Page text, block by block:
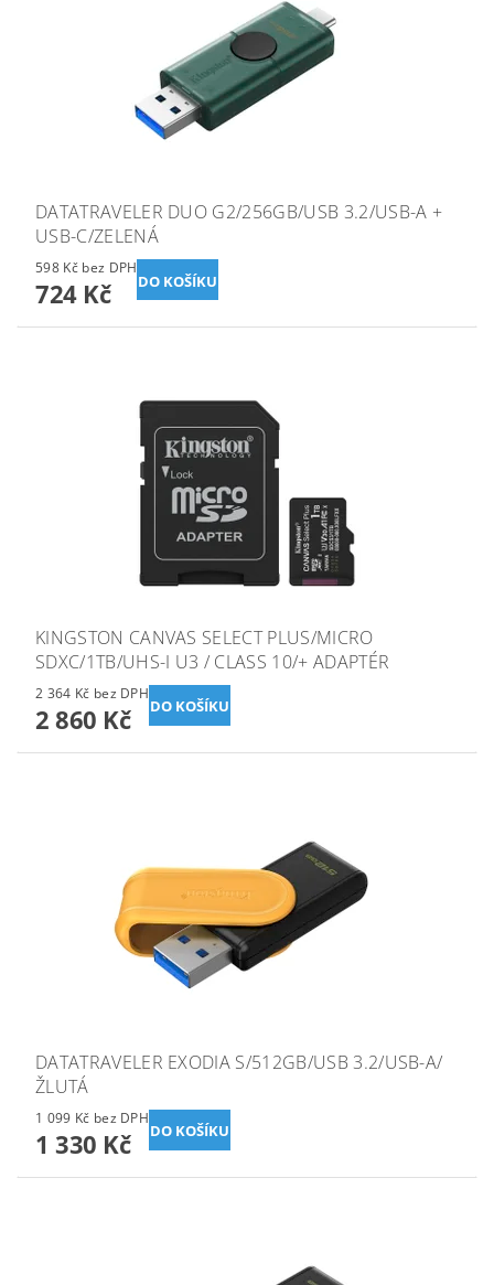
DATATRAVELER DUO G2/256GB/USB 3.2/USB-A +
USB-C/ZELENÁ
598 Kč bez DPH
724 Kč
KINGSTON CANVAS SELECT PLUS/MICRO
SDXC/1TB/UHS-I U3 / CLASS 10/+ ADAPTÉR
2 364 Kč bez DPH
2 860 Kč
DATATRAVELER EXODIA S/512GB/USB 3.2/USB-A/
ŽLUTÁ
1 099 Kč bez DPH
1 330 Kč